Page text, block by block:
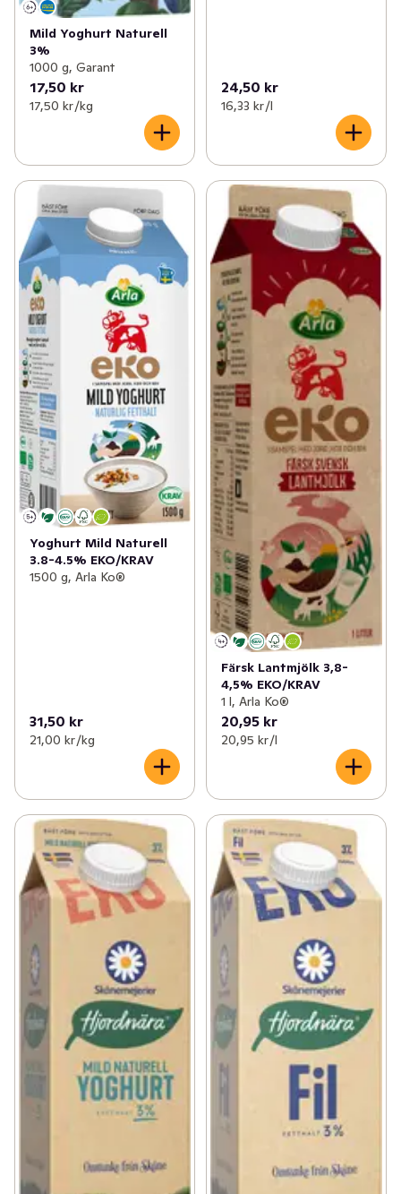
Mild Yoghurt Naturell
3%
1000 g, Garant
17,50 kr
17,50 kr /kg
24,50 kr
16,33 kr /l
Yoghurt Mild Naturell
3.8-4.5% EKO/KRAV
1500 g, Arla Ko®
31,50 kr
21,00 kr /kg
Färsk Lantmjölk 3,8-
4,5% EKO/KRAV
1 l, Arla Ko®
20,95 kr
20,95 kr /l